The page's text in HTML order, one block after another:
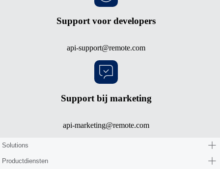
Support voor developers
api-support@remote.com
Support bij marketing
api-marketing@remote.com
Solutions
Productdiensten